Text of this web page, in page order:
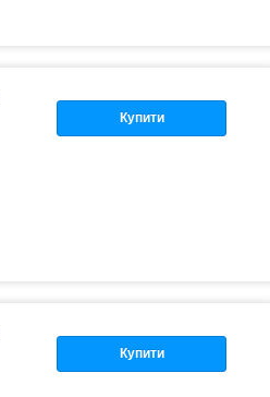
Купити
Купити